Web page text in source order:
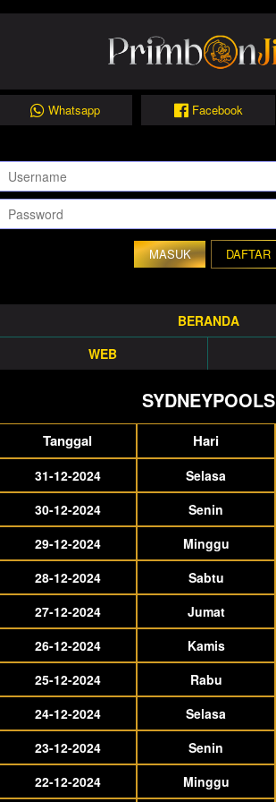
Whatsapp Facebook
DAFTAR
BERANDA
WEB
SYDNEYPOOLS
Tanggal Hari
31-12-2024 Selasa
30-12-2024
Senin
29-12-2024
Minggu
28-12-2024
Sabtu
27-12-2024
Jumat
26-12-2024
Kamis
25-12-2024
Rabu
24-12-2024
Selasa
23-12-2024
Senin
22-12-2024
Minggu